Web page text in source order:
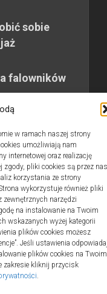
w ramach naszej strony
umożliwiają nam
internetowej oraz realizację
pliki cookies są przez nas
korzystania ze strony
wykorzystuje również pliki
zewnętrznych narzędzi
na instalowanie na Twoim
wskazanych wyżej kategorii
plików cookies możesz
Jeśli ustawienia
plików cookies na Twoim
zakresie kliknij przycisk
.
sobie
falowników
zastrzeżone.